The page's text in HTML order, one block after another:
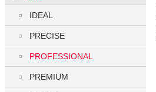
IDEAL
PRECISE
PROFESSIONAL
PREMIUM